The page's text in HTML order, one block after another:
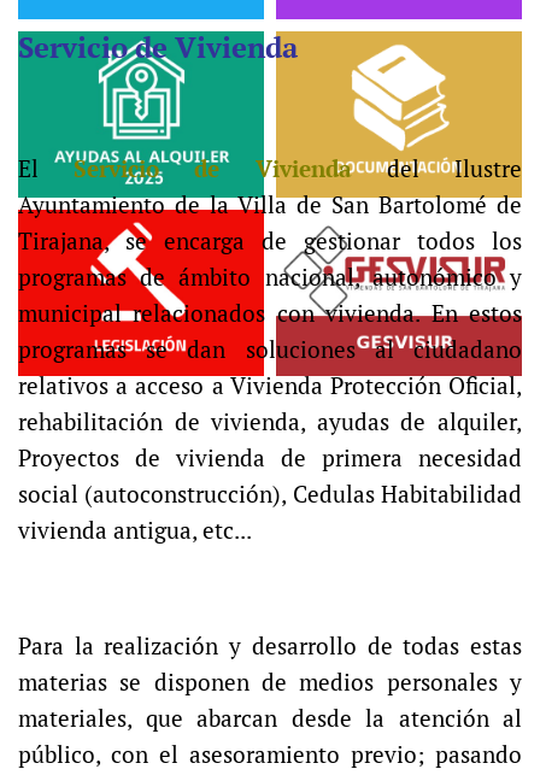
Servicio de Vivienda
ElServicio de Viviendadel Ilustre
Ayuntamiento de la Villa de San Bartolomé de
Tirajana, se encarga de gestionar todos los
programas de ámbito nacional, autonómico y
municipal relacionados con vivienda. En estos
programas se dan soluciones al ciudadano
relativos a acceso a Vivienda Protección Oficial,
rehabilitación de vivienda, ayudas de alquiler,
Proyectos de vivienda de primera necesidad
social (autoconstrucción), Cedulas Habitabilidad
vivienda antigua, etc...
Para la realización y desarrollo de todas estas
materias se disponen de medios personales y
materiales, que abarcan desde la atención al
público, con el asesoramiento previo; pasando